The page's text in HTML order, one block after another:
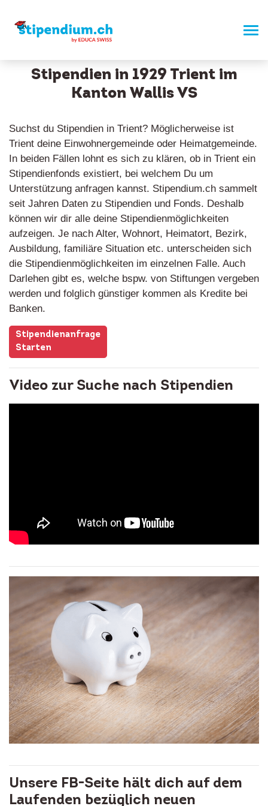
Stipendien in 1929 Trient im
Kanton Wallis VS
Suchst du Stipendien in Trient? Möglicherweise ist
Trient deine Einwohnergemeinde oder Heimatgemeinde.
In beiden Fällen lohnt es sich zu klären, ob in Trient ein
Stipendienfonds existiert, bei welchem Du um
Unterstützung anfragen kannst. Stipendium.ch sammelt
seit Jahren Daten zu Stipendien und Fonds. Deshalb
können wir dir alle deine Stipendienmöglichkeiten
aufzeigen. Je nach Alter, Wohnort, Heimatort, Bezirk,
Ausbildung, familiäre Situation etc. unterscheiden sich
die Stipendienmöglichkeiten im einzelnen Falle. Auch
Darlehen gibt es, welche bspw. von Stiftungen vergeben
werden und folglich günstiger kommen als Kredite bei
Banken.
Stipendienanfrage
Starten
Video zur Suche nach Stipendien
Unsere FB-Seite hält dich auf dem
Laufenden bezüglich neuen